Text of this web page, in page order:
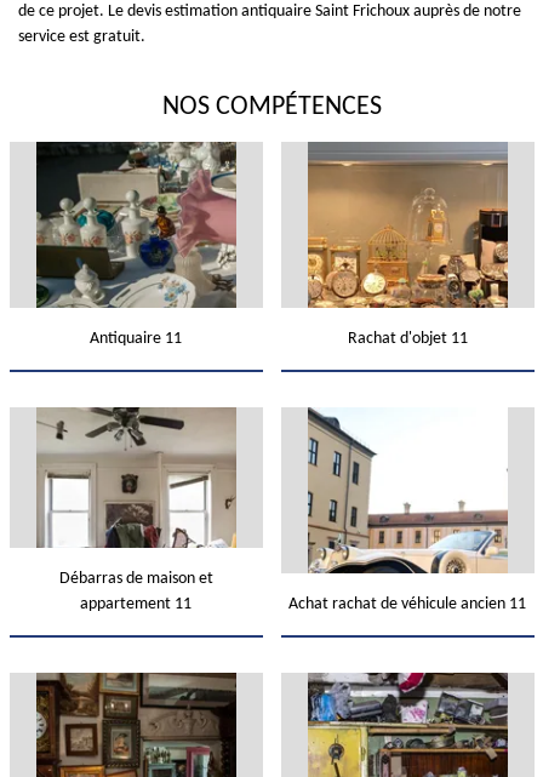
de ce projet. Le devis estimation antiquaire Saint Frichoux auprès de notre
service est gratuit.
NOS COMPÉTENCES
Antiquaire 11 Rachat d'objet 11
Débarras de maison et
appartement 11
Achat rachat de véhicule ancien 11